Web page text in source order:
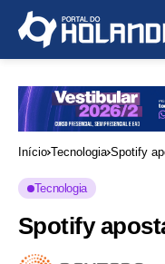
Início Tecnologia Spotify
Tecnologia
Spotify